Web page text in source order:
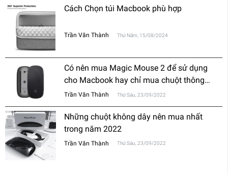
Cách Chọn túi Macbook phù hợp
Trần Văn Thành Thứ Năm, 15/08/2024
Có nên mua Magic Mouse 2 để sử dụng
cho Macbook hay chỉ mua chuột thông
thường?
Trần Văn Thành Thứ Sáu, 23/09/2022
Những chuột không dây nên mua nhất
trong năm 2022
Trần Văn Thành Thứ Sáu, 23/09/2022